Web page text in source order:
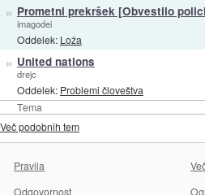
Tema
» Prometni prekršek [Obvestilo
imagodei
Oddelek: Loža
» United nations
drejc
Oddelek: Problemi človeštva
Več podobnih tem
Pravila
Odgovornost